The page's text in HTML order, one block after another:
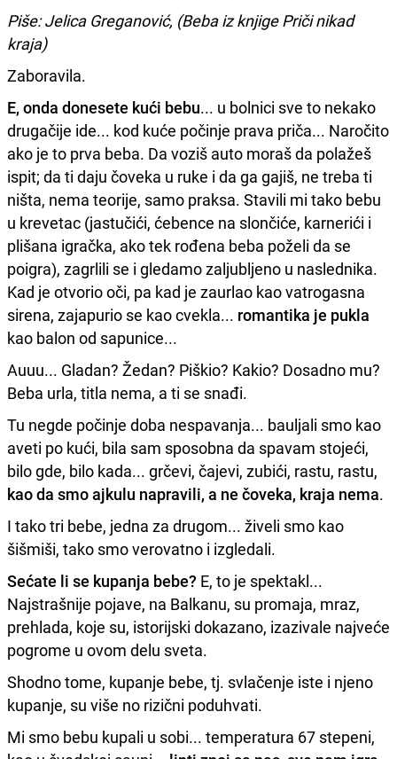
Piše: Jelica Greganović, (Beba iz knjige Priči nikad
kraja)
Zaboravila.
E, onda donesete kući bebu... u bolnici sve to nekako
drugačije ide... kod kuće počinje prava priča... Naročito
ako je to prva beba. Da voziš auto moraš da polažeš
ispit; da ti daju čoveka u ruke i da ga gajiš, ne treba ti
ništa, nema teorije, samo praksa. Stavili mi tako bebu
u krevetac (jastučići, ćebence na slončiće, karnerići i
plišana igračka, ako tek rođena beba poželi da se
poigra), zagrlili se i gledamo zaljubljeno u naslednika.
Kad je otvorio oči, pa kad je zaurlao kao vatrogasna
sirena, zajapurio se kao cvekla... romantika je pukla
kao balon od sapunice...
Auuu... Gladan? Žedan? Piškio? Kakio? Dosadno mu?
Beba urla, titla nema, a ti se snađi.
Tu negde počinje doba nespavanja... bauljali smo kao
aveti po kući, bila sam sposobna da spavam stojeći,
bilo gde, bilo kada... grčevi, čajevi, zubići, rastu, rastu,
kao da smo ajkulu napravili, a ne čoveka, kraja nema.
I tako tri bebe, jedna za drugom... živeli smo kao
šišmiši, tako smo verovatno i izgledali.
Sećate li se kupanja bebe? E, to je spektakl...
Najstrašnije pojave, na Balkanu, su promaja, mraz,
prehlada, koje su, istorijski dokazano, izazivale najveće
pogrome u ovom delu sveta.
Shodno tome, kupanje bebe, tj. svlačenje iste i njeno
kupanje, su više no rizični poduhvati.
Mi smo bebu kupali u sobi... temperatura 67 stepeni,